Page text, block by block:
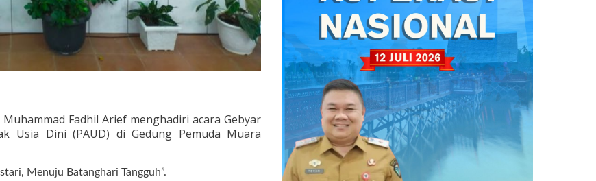
Fadhil Arief menghadiri acara Gebyar
Usia Dini (PAUD) di Gedung Pemuda Muara
Menuju Batanghari Tangguh”.